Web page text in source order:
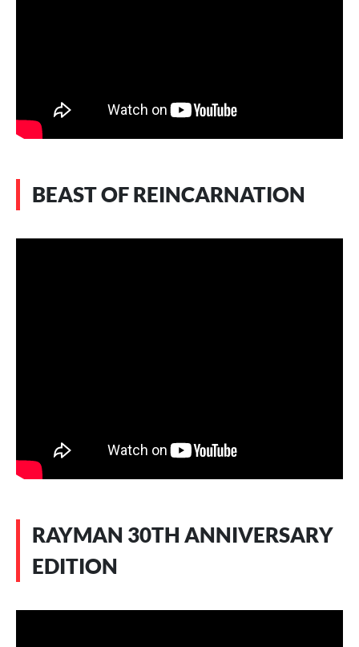
BEAST OF REINCARNATION
RAYMAN 30TH ANNIVERSARY
EDITION